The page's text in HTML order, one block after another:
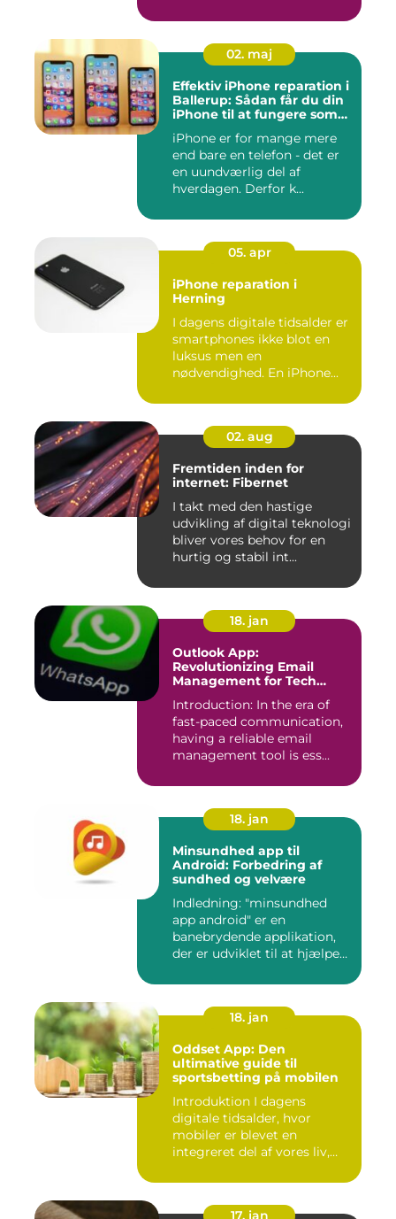
02. maj
Effektiv iPhone reparation i
Ballerup: Sådan får du din
iPhone til at fungere som
iPhone er for mange mere
end bare en telefon - det er
en uundværlig del af
hverdagen. Derfor k...
05. apr
iPhone reparation i
Herning
I dagens digitale tidsalder er
smartphones ikke blot en
luksus men en
nødvendighed. En iPhone...
02. aug
Fremtiden inden for
internet: Fibernet
I takt med den hastige
udvikling af digital teknologi
bliver vores behov for en
hurtig og stabil int...
18. jan
Outlook App:
Revolutionizing Email
Management for Tech
Introduction: In the era of
fast-paced communication,
having a reliable email
management tool is ess...
18. jan
Minsundhed app til
Android: Forbedring af
sundhed og velvære
Indledning: "minsundhed
app android" er en
banebrydende applikation,
der er udviklet til at hjælpe
18. jan
Oddset App: Den
ultimative guide til
sportsbetting på mobilen
Introduktion I dagens
digitale tidsalder, hvor
mobiler er blevet en
integreret del af vores liv,
17. jan